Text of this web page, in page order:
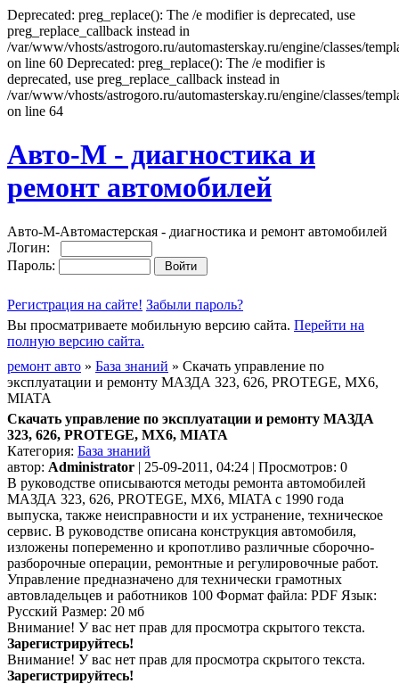
Deprecated: preg_replace(): The /e modifier is deprecated, use
preg_replace_callback instead in
/var/www/vhosts/astrogoro.ru/automasterskay.ru/engine/classes/
on line 60 Deprecated: preg_replace(): The /e modifier is
deprecated, use preg_replace_callback instead in
/var/www/vhosts/astrogoro.ru/automasterskay.ru/engine/classes/
on line 64
Авто-М - диагностика и
ремонт автомобилей
Авто-М-Автомастерская - диагностика и ремонт автомобилей
Логин:
Пароль:
Регистрация на сайте! Забыли пароль?
Вы просматриваете мобильную версию сайта. Перейти на
полную версию сайта.
ремонт авто » База знаний » Скачать управление по
эксплуатации и ремонту МАЗДА 323, 626, PROTEGE, MX6,
MIATA
Скачать управление по эксплуатации и ремонту МАЗДА
323, 626, PROTEGE, MX6, MIATA
Категория: База знаний
автор: Administrator | 25-09-2011, 04:24 | Просмотров: 0
В руководстве описываются методы ремонта автомобилей
МАЗДА 323, 626, PROTEGE, MX6, MIATA с 1990 года
выпуска, также неисправности и их устранение, техническое
сервис. В руководстве описана конструкция автомобиля,
изложены попеременно и кропотливо различные сборочно-
разборочные операции, ремонтные и регулировочные работ.
Управление предназначено для технически грамотных
автовладельцев и работников 100 Формат файла: PDF Язык:
Русский Размер: 20 мб
Внимание! У вас нет прав для просмотра скрытого текста.
Зарегистрируйтесь!
Внимание! У вас нет прав для просмотра скрытого текста.
Зарегистрируйтесь!